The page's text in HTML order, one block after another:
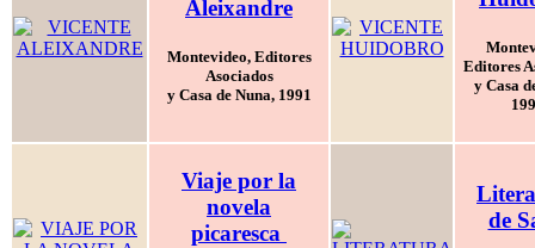
Aleixandre
Montevideo, Editores
Asociados
y Casa de Nuna, 1991
Editores
y Casa
Viaje por la
novela
picaresca
de